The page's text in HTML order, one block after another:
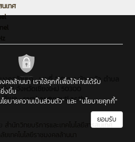
นเทศ
งคลล้านนา : เลขที่ 128 ถนนห้วยแก้ว ตำบล
ใหม่ จังหวัดเชียงใหม่ 50300
เมล : saraban@rmutl.ac.th
คลล้านนา เราใช้คุกกี้เพื่อให้ท่านได้รับ
งขึ้น
ยบายความเป็นส่วนตัว" และ "นโยบายคุกกี้"
ยอมรับ
สำนักวิทยบริการและเทคโนโลยีสารสนเทศ